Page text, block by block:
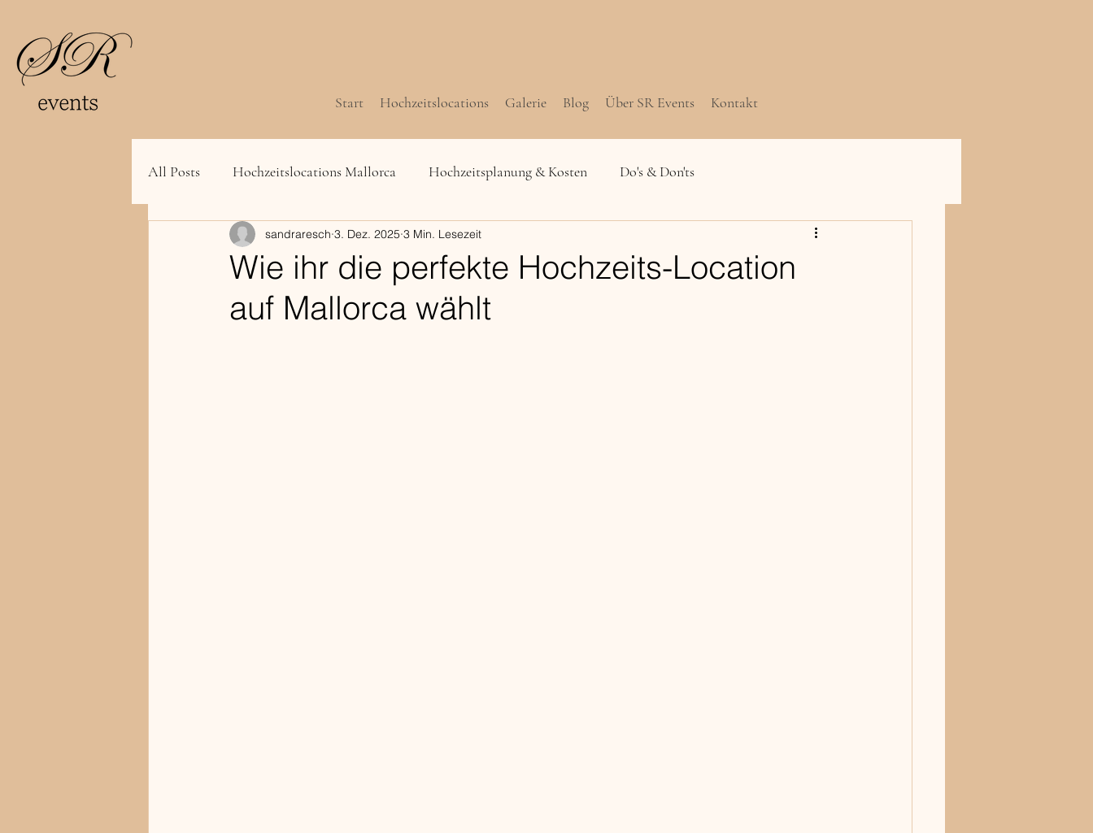
Start Hochzeitslocations Galerie Blog Über SR Events Kontakt
All Posts Hochzeitslocations Mallorca Hochzeitsplanung & Kosten Do's & Don'ts
Wie ihr die perfekte Hochzeits-Location
auf Mallorca wählt
sandraresch 3. Dez. 2025 3 Min. Lesezeit